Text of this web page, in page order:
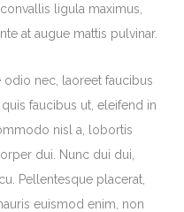
ligula maximus,
at augue mattis pulvinar.
odio nec, laoreet faucibus
faucibus ut, eleifend in
nisl a, lobortis
dui. Nunc dui dui,
Pellentesque placerat,
euismod enim, non